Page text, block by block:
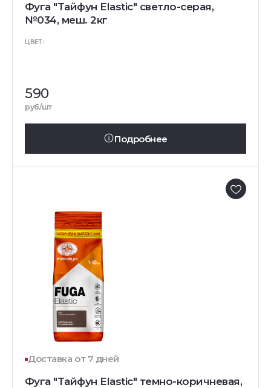
Фуга "Тайфун Elastic" светло-серая,
№034, меш. 2кг
ЦВЕТ:
590
руб/шт
Подробнее
Доставка от 7 дней
Фуга "Тайфун Elastic" темно-коричневая,